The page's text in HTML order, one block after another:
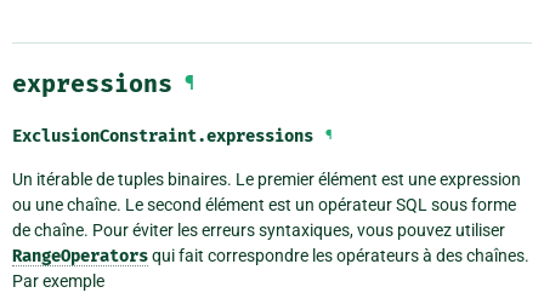
expressions ¶
ExclusionConstraint.expressions ¶
Un itérable de tuples binaires. Le premier élément est une expression
ou une chaîne. Le second élément est un opérateur SQL sous forme
de chaîne. Pour éviter les erreurs syntaxiques, vous pouvez utiliser
RangeOperatorsqui fait correspondre les opérateurs à des chaînes.
Par exemple